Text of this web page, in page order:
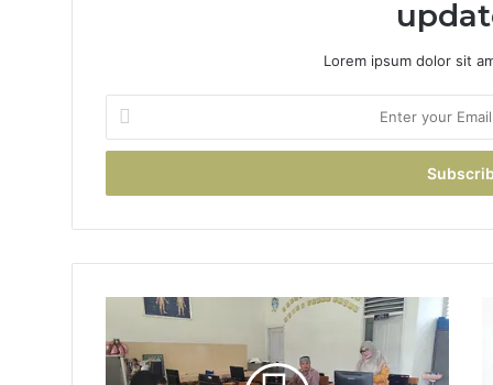
Lorem ipsum dolor sit
Enter
your
Email